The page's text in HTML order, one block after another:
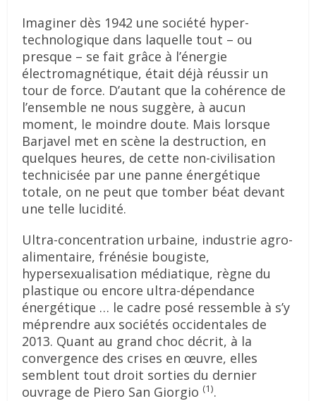
Imaginer dès 1942 une société hyper-
technologique dans laquelle tout – ou
presque – se fait grâce à l’énergie
électromagnétique, était déjà réussir un
tour de force. D’autant que la cohérence de
l’ensemble ne nous suggère, à aucun
moment, le moindre doute. Mais lorsque
Barjavel met en scène la destruction, en
quelques heures, de cette non-civilisation
technicisée par une panne énergétique
totale, on ne peut que tomber béat devant
une telle lucidité.
Ultra-concentration urbaine, industrie agro-
alimentaire, frénésie bougiste,
hypersexualisation médiatique, règne du
plastique ou encore ultra-dépendance
énergétique … le cadre posé ressemble à s’y
méprendre aux sociétés occidentales de
2013. Quant au grand choc décrit, à la
convergence des crises en œuvre, elles
semblent tout droit sorties du dernier
ouvrage de Piero San Giorgio(1).